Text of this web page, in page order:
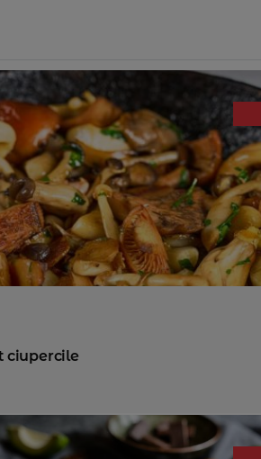
ciupercile